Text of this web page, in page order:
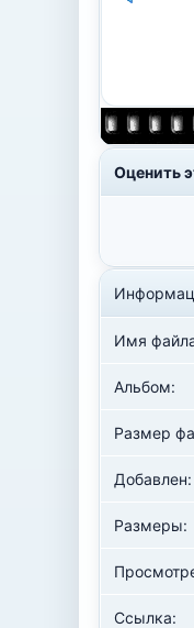
Оценить
Имя
Альбом:
Размер
Добавлен:
Размеры:
Ссылка: